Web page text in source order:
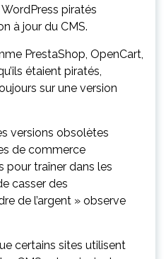
piratés
à jour du CMS.
PrestaShop, OpenCart,
étaient piratés,
sur une version
versions obsolètes
de commerce
pour traîner dans les
casser des
de l’argent » observe
certains sites utilisent